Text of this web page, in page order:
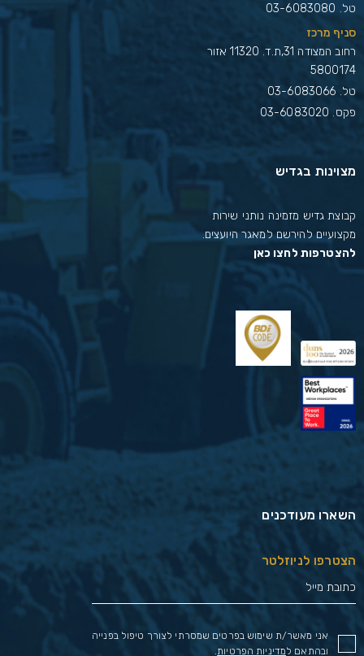
טל. 03-6083080
סניף מרכז
רחוב המצודה 31,ת.ד. 11320 אזור
5800174
טל. 03-6083066
פקס. 03-6083020
מצוינות בגדיש
קבוצת גדיש מזמינה נותני שירות
מקצועיים להירשם למאגר היועצים.
להצטרפות לחצו כאן
השארו מעודכנים
הצטרפו לניוזלטר
אני מאשר/ת שימוש בפרטים שמסרתי לצורך טיפול בפנייה
ובהתאם למדיניות הפרטיות